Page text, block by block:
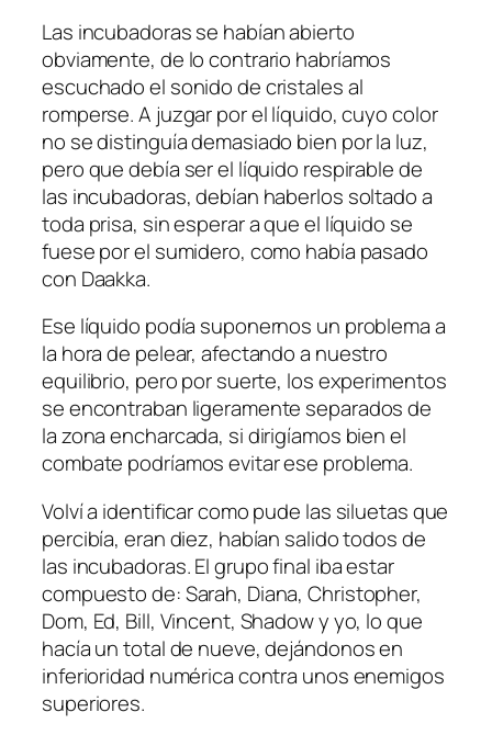
Las incubadoras se habían abierto
obviamente, de lo contrario habríamos
escuchado el sonido de cristales al
romperse. A juzgar por el líquido, cuyo color
no se distinguía demasiado bien por la luz,
pero que debía ser el líquido respirable de
las incubadoras, debían haberlos soltado a
toda prisa, sin esperar a que el líquido se
fuese por el sumidero, como había pasado
con Daakka.
Ese líquido podía suponernos un problema a
la hora de pelear, afectando a nuestro
equilibrio, pero por suerte, los experimentos
se encontraban ligeramente separados de
la zona encharcada, si dirigíamos bien el
combate podríamos evitar ese problema.
Volví a identificar como pude las siluetas que
percibía, eran diez, habían salido todos de
las incubadoras. El grupo final iba estar
compuesto de: Sarah, Diana, Christopher,
Dom, Ed, Bill, Vincent, Shadow y yo, lo que
hacía un total de nueve, dejándonos en
inferioridad numérica contra unos enemigos
superiores.